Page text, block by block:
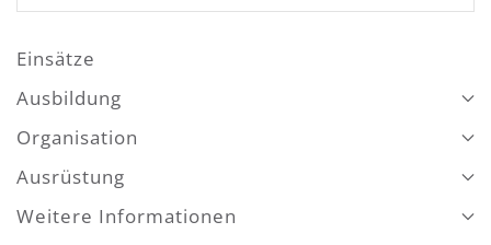
Einsätze
Ausbildung
Organisation
Ausrüstung
Weitere Informationen